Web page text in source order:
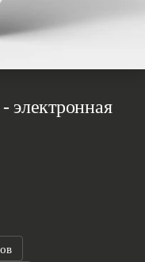
электронная